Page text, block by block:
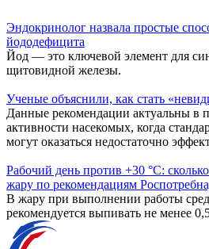
Автопроизводитель Volga
локализацию китайских моделей